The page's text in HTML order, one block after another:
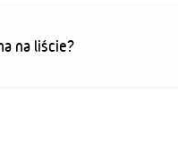
na liście?